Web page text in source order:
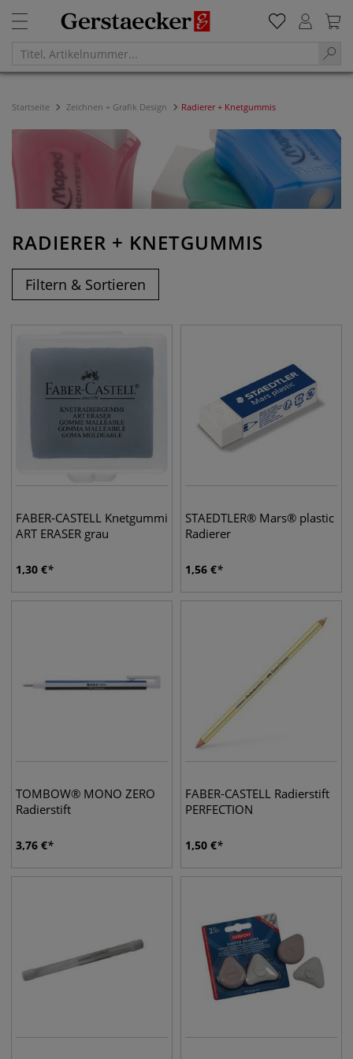
Startseite Zeichnen + Grafik Design Radierer + Knetgummis
RADIERER + KNETGUMMIS
Filtern & Sortieren
FABER-CASTELL Knetgummi
ART ERASER grau
1,30 €
STAEDTLER® Mars® plastic
Radierer
1,56 €
TOMBOW® MONO ZERO
Radierstift
3,76 €
FABER-CASTELL Radierstift
PERFECTION
1,50 €